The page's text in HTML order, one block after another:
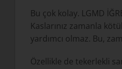
Bu çok kolay. LGMD
Kaslarınız zamanla
yardımcı olmaz. Bu,
Özellikle de tekerlekli